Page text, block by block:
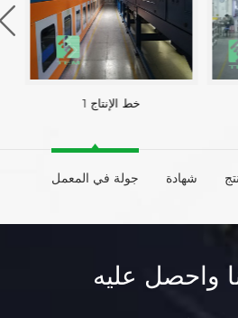
خط الإنتاج 1
جولة في المعمل شهادة
واحصل عليه